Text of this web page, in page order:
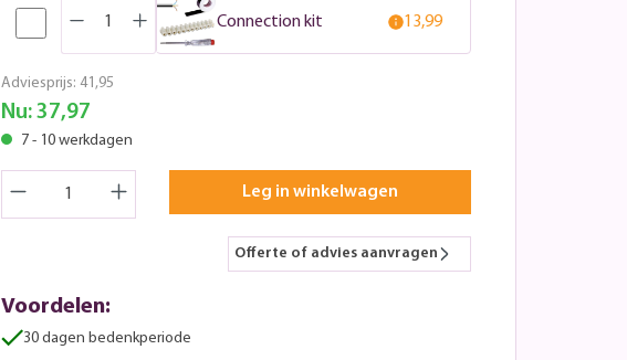
Connection kit 13,99
Adviesprijs: 41,95
Nu: 37,97
7 - 10 werkdagen
Leg in winkelwagen
Offerte of advies aanvragen
Voordelen:
30 dagen bedenkperiode